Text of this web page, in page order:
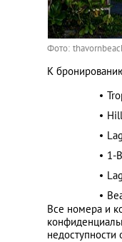
Фото:
К
1-
Все номера и
недоступности